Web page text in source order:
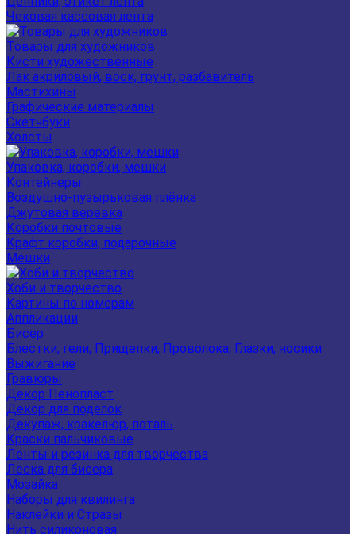
Чековая кассовая лента
Товары для художников
Кисти художественные
Лак акриловый, воск, грунт, разбавитель
Мастихины
Графические материалы
Скетчбуки
Холсты
Упаковка, коробки, мешки
Контейнеры
Воздушно-пузырьковая плёнка
Джутовая веревка
Коробки почтовые
Крафт коробки, подарочные
Мешки
Хоби и творчество
Картины по номерам
Аппликации
Бисер
Блестки, гели, Прищепки, Проволока, Глазки, носики
Выжигание
Гравюры
Декор Пенопласт
Декор для поделок
Декупаж, кракелюр, поталь
Краски пальчиковые
Ленты и резинка для творчества
Леска для бисера
Мозайка
Наборы для квилинга
Наклейки и Стразы
Нить силиконовая